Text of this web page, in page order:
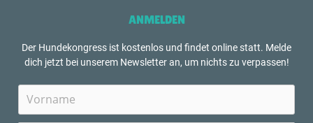
ANMELDEN
Der Hundekongress ist kostenlos und findet online statt. Melde
dich jetzt bei unserem Newsletter an, um nichts zu verpassen!